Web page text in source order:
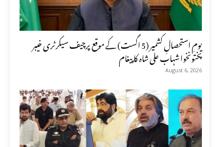
یومِ استحصالِ کشمیر (5 اگست) کے موقع پرچیف سیکرٹری خیبر
پختونخوا شہاب علی شاہ کا پیغام
August 6, 2026